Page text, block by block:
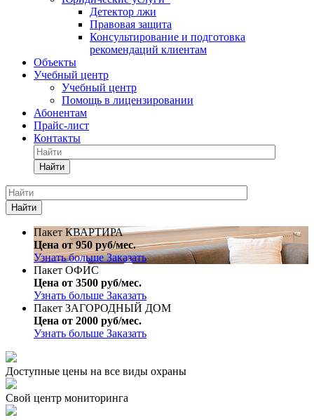
Детектор лжи
Правовая защита
Консультирование и подготовка
рекомендаций клиентам
Объекты
Учебный центр
Учебный центр
Помощь в лицензировании
Абонентам
Прайс-лист
Контакты
Найти
Найти
Пакет КВАРТИРА
Цена от 950 руб/мес.
Узнать большеЗаказать
Пакет ОФИС
Цена от 3500 руб/мес.
Узнать больше Заказать
Пакет ЗАГОРОДНЫЙ ДОМ
Цена от 2000 руб/мес.
Узнать больше Заказать
Доступные цены на все виды охраны
Свой центр мониторинга